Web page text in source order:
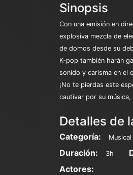
Sinopsis
Con una emisión en
explosiva mezcla de
de domos desde su
K-pop también harán
sonido y carisma en el
¡No te pierdas este
cautivar por su música,
Detalles de
Categoría: Musical
Duración: 3h
Actores: